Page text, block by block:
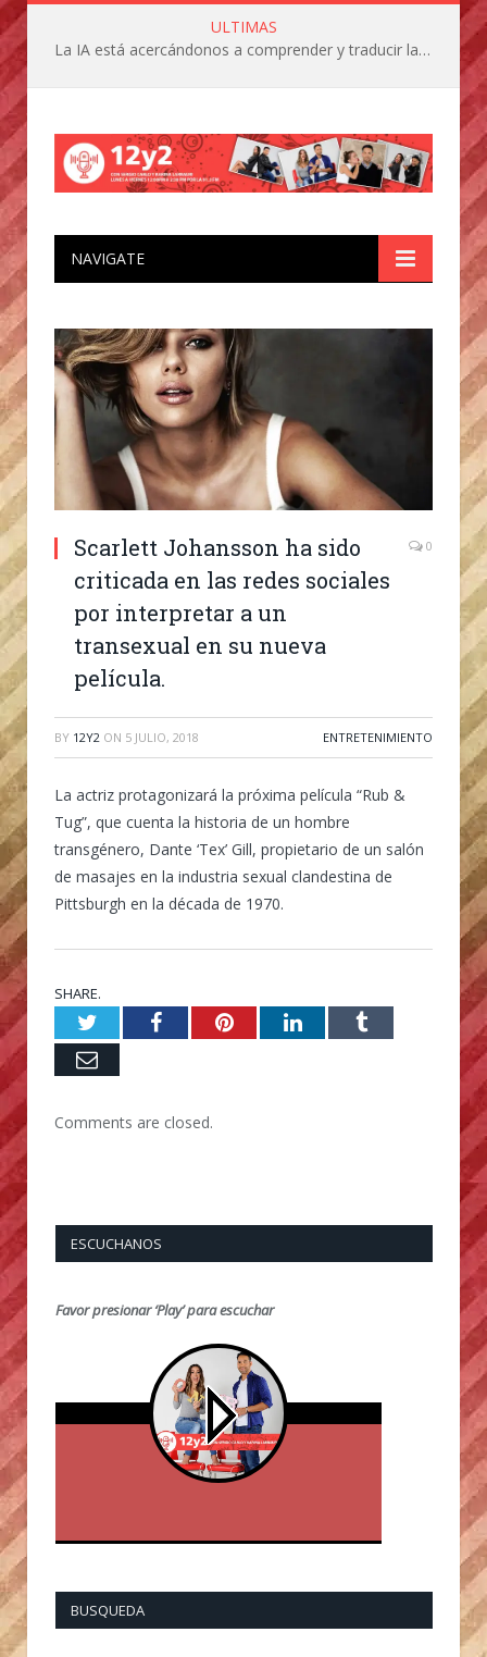
ULTIMAS
La IA está acercándonos a comprender y traducir las vocalizaciones y comportamientos de nuestras mascotas
NAVIGATE
Scarlett Johansson ha sido
criticada en las redes sociales
por interpretar a un
transexual en su nueva
película.
0
BY 12Y2 ON 5 JULIO, 2018 ENTRETENIMIENTO
La actriz protagonizará la próxima película “Rub &
Tug”, que cuenta la historia de un hombre
transgénero, Dante ‘Tex’ Gill, propietario de un salón
de masajes en la industria sexual clandestina de
Pittsburgh en la década de 1970.
SHARE.
TwitterFacebookPinterestLinkedInTumblr
Email
Comments are closed.
ESCUCHANOS
Favor presionar ‘Play’ para escuchar
BUSQUEDA